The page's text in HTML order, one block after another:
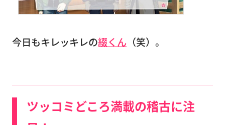
今日もキレッキレの綴くん （笑）。
ツッコミどころ満載の稽古に注